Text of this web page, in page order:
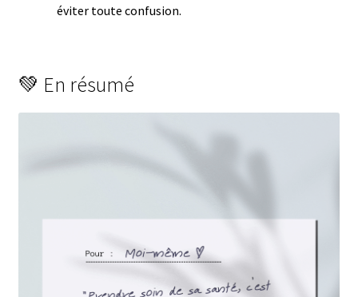
éviter toute confusion.
💚 En résumé